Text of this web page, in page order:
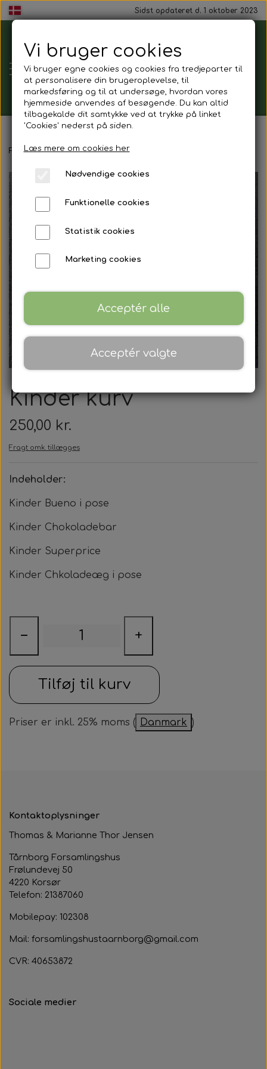
Sidst opdateret d. 1 oktober 2023
Tårnborg
Forsamlingshus
Gavekort
Mad ud af huset
Mindestund
Frokostpakker
Kaffe & kagepakker
Aftenpakker
Mandags banko
Tårnborg Forsamlingshus
Historie
Tårnborg Forsamlingshus bestyrelse
Husets venner
Huset vedtægter
Tårnborg Forsamlingshus
Besøg af kildebakken
Fastelavnsfest
Julebazar
Julehygge
Juletræsfest
Aften med Phillip Devantier og Benjamin
Samarbejdspartner
Fotograf
Forside Kinder kurv
Kinder kurv
250,00 kr.
Fragt omk. tillægges
Indeholder:
Kinder Bueno i pose
Kinder Chokoladebar
Kinder Superprice
Kinder Chkoladeæg i pose
− +
Tilføj til kurv
Priser er inkl. 25% moms ( Danmark )
Kontaktoplysninger
Thomas & Marianne Thor Jensen
Tårnborg Forsamlingshus
Frølundevej 50
4220 Korsør
Telefon: 21387060
Mobilepay: 102308
Mail: forsamlingshustaarnborg@gmail.com
CVR: 40653872
Sociale medier
Vi bruger cookies
Vi bruger egne cookies og cookies fra tredjeparter til
at personalisere din brugeroplevelse, til
markedsføring og til at undersøge, hvordan vores
hjemmeside anvendes af besøgende. Du kan altid
tilbagekalde dit samtykke ved at trykke på linket
'Cookies' nederst på siden.
Læs mere om cookies her
Nødvendige cookies
Funktionelle cookies
Statistik cookies
Marketing cookies
Acceptér alle
Acceptér valgte